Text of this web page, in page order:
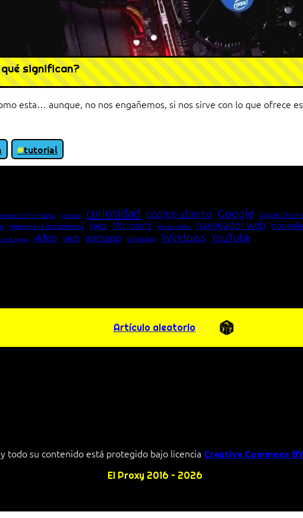
significan?
esta… aunque, no nos engañemos, si nos sirve con lo que ofrece
tutorial
informático consejo curiosidad código abierto Google Google
mensajería instantánea Meta Microsoft Mozilla Firefox navegador web
Europea vídeo web webapp WhatsApp Windows YouTube
Artículo aleatorio
todo su contenido está protegido bajo licencia Creative Commons
El Proxy 2016 – 2026